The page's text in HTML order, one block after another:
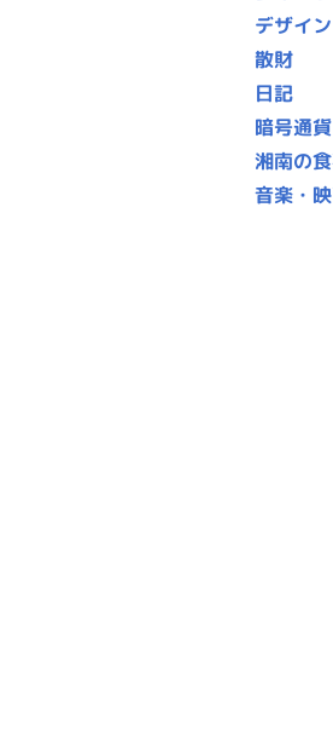
デザイ
散財
日記
暗号通
湘南の
音楽・